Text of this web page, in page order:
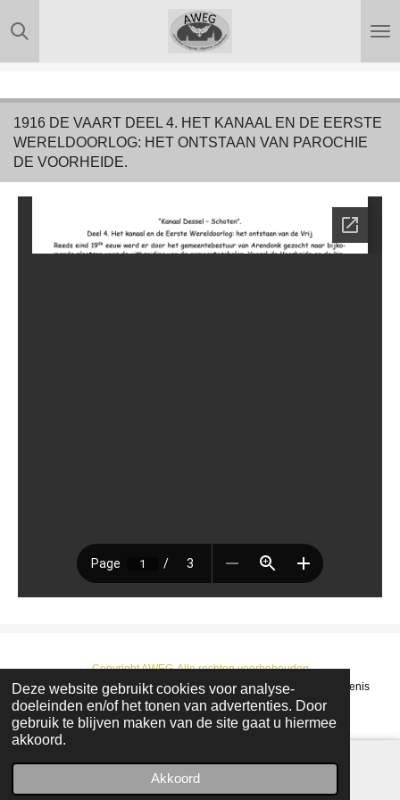
Deze website gebruikt cookies voor analyse-
doeleinden en/of het tonen van advertenties. Door
gebruik te blijven maken van de site gaat u hiermee
akkoord.
Akkoord
Ga
direct
naar
hoofdinhoud
1916 DE VAART DEEL 4. HET KANAAL EN DE EERSTE
WERELDOORLOG: HET ONTSTAAN VAN PAROCHIE
DE VOORHEIDE.
Copyright AWEG-Alle rechten voorbehouden
© 2022 - 2026 AWEG : Arendonkse Werkgroep Erfgoed en Geschiedenis
Powered byJouwWeb
E-mailadres